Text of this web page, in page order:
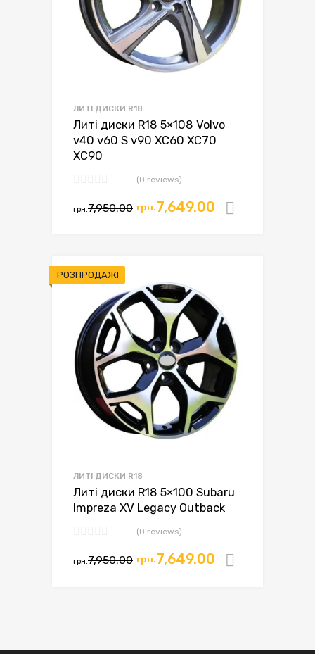
ЛИТІ ДИСКИ R18
Литі диски R18 5×108 Volvo
v40 v60 S v90 XC60 XC70
XC90
(0 reviews)
грн.7,950.00 грн.7,649.00
РОЗПРОДАЖ!
ЛИТІ ДИСКИ R18
Литі диски R18 5×100 Subaru
Impreza XV Legacy Outback
(0 reviews)
грн.7,950.00 грн.7,649.00